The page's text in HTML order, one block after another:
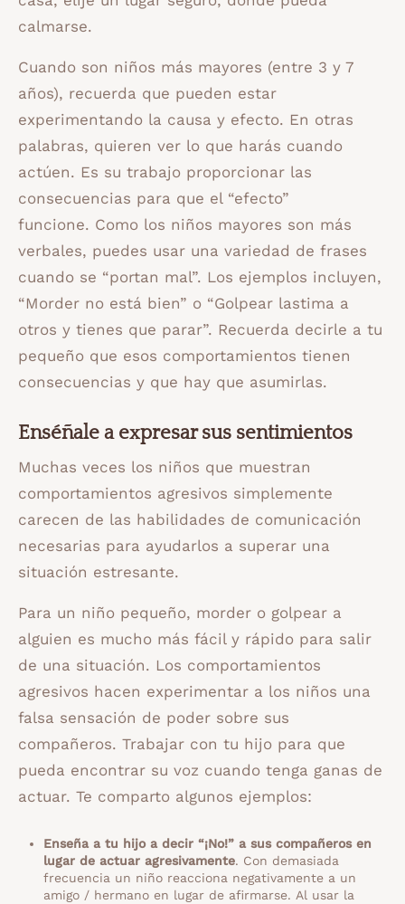
calmarse.
Cuando son niños más mayores (entre 3 y 7
años), recuerda que pueden estar
experimentando la causa y efecto. En otras
palabras, quieren ver lo que harás cuando
actúen. Es su trabajo proporcionar las
consecuencias para que el “efecto”
funcione. Como los niños mayores son más
verbales, puedes usar una variedad de frases
cuando se “portan mal”. Los ejemplos incluyen,
“Morder no está bien” o “Golpear lastima a
otros y tienes que parar”. Recuerda decirle a tu
pequeño que esos comportamientos tienen
consecuencias y que hay que asumirlas.
Enséñale a expresar sus sentimientos
Muchas veces los niños que muestran
comportamientos agresivos simplemente
carecen de las habilidades de comunicación
necesarias para ayudarlos a superar una
situación estresante.
Para un niño pequeño, morder o golpear a
alguien es mucho más fácil y rápido para salir
de una situación. Los comportamientos
agresivos hacen experimentar a los niños una
falsa sensación de poder sobre sus
compañeros. Trabajar con tu hijo para que
pueda encontrar su voz cuando tenga ganas de
actuar. Te comparto algunos ejemplos:
Enseña a tu hijo a decir “¡No!” a sus compañeros en
lugar de actuar agresivamente. Con demasiada
frecuencia un niño reacciona negativamente a un
amigo / hermano en lugar de afirmarse. Al usar la